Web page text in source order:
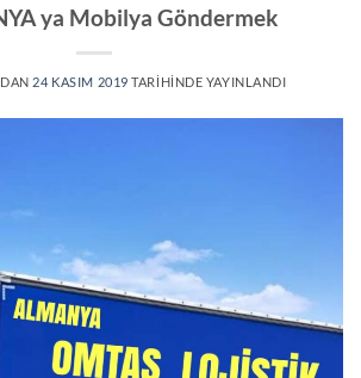
ya Mobilya Göndermek
24 KASIM 2019 TARIHINDE YAYINLANDI